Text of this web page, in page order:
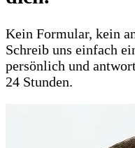
Kein Formular, kein
Schreib uns einfach
persönlich und
24 Stunden.